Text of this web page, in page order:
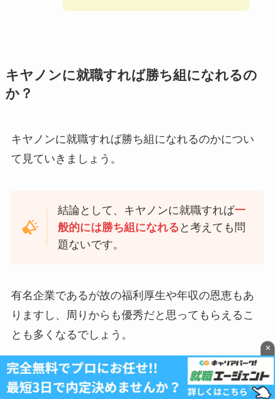
キヤノンに就職すれば勝ち組になれるの
か？
キヤノンに就職すれば勝ち組になれるのかについ
て見ていきましょう。
結論として、キヤノンに就職すれば一
般的には勝ち組になれる と考えても問
題ないです。
有名企業であるが故の福利厚生や年収の恩恵もあ
りますし、周りからも優秀だと思ってもらえるこ
とも多くなるでしょう。
平均年収 807万円
×